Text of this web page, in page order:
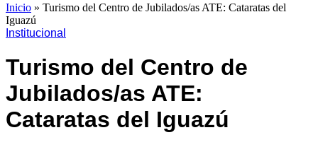
Inicio » Turismo del Centro de Jubilados/as ATE: Cataratas del
Iguazú
Institucional
Turismo del Centro de
Jubilados/as ATE:
Cataratas del Iguazú